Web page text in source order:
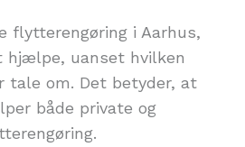
flytterengøring i Aarhus,
uanset hvilken
tale om. Det betyder, at
både private og